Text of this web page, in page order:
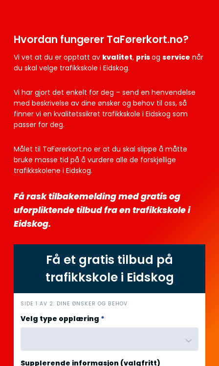
Hvordan fungerer TaFørerkort.no?
Vi vet at du er opptatt av kvalitet, prisog service når
du skal velge trafikkskole i Eidskog.
Vi har gjort det enkelt for deg – send en henvendelse
med beskrivelse av dine ønsker og behov til oss, så
finner vi en kvalitetssikret trafikkskole i Eidskog som
passer for deg.
Målet til TaFørerkort.no er at du skal slippe å måtte
bruke masse tid på å vurdere alle de forskjellige
trafikkskolene i Eidskog.
Få rask tilbakemelding med gratis og
uforpliktende tilbud fra en trafikkskole i
Eidskog.
Få et gratis tilbud på
trafikkskole i Eidskog
i
n
n
o
l
SIDE 1 AV 2: DINE ØNSKER OG BEHOV
Velg type opplæring *
Supplerende informasjon (valgfritt)